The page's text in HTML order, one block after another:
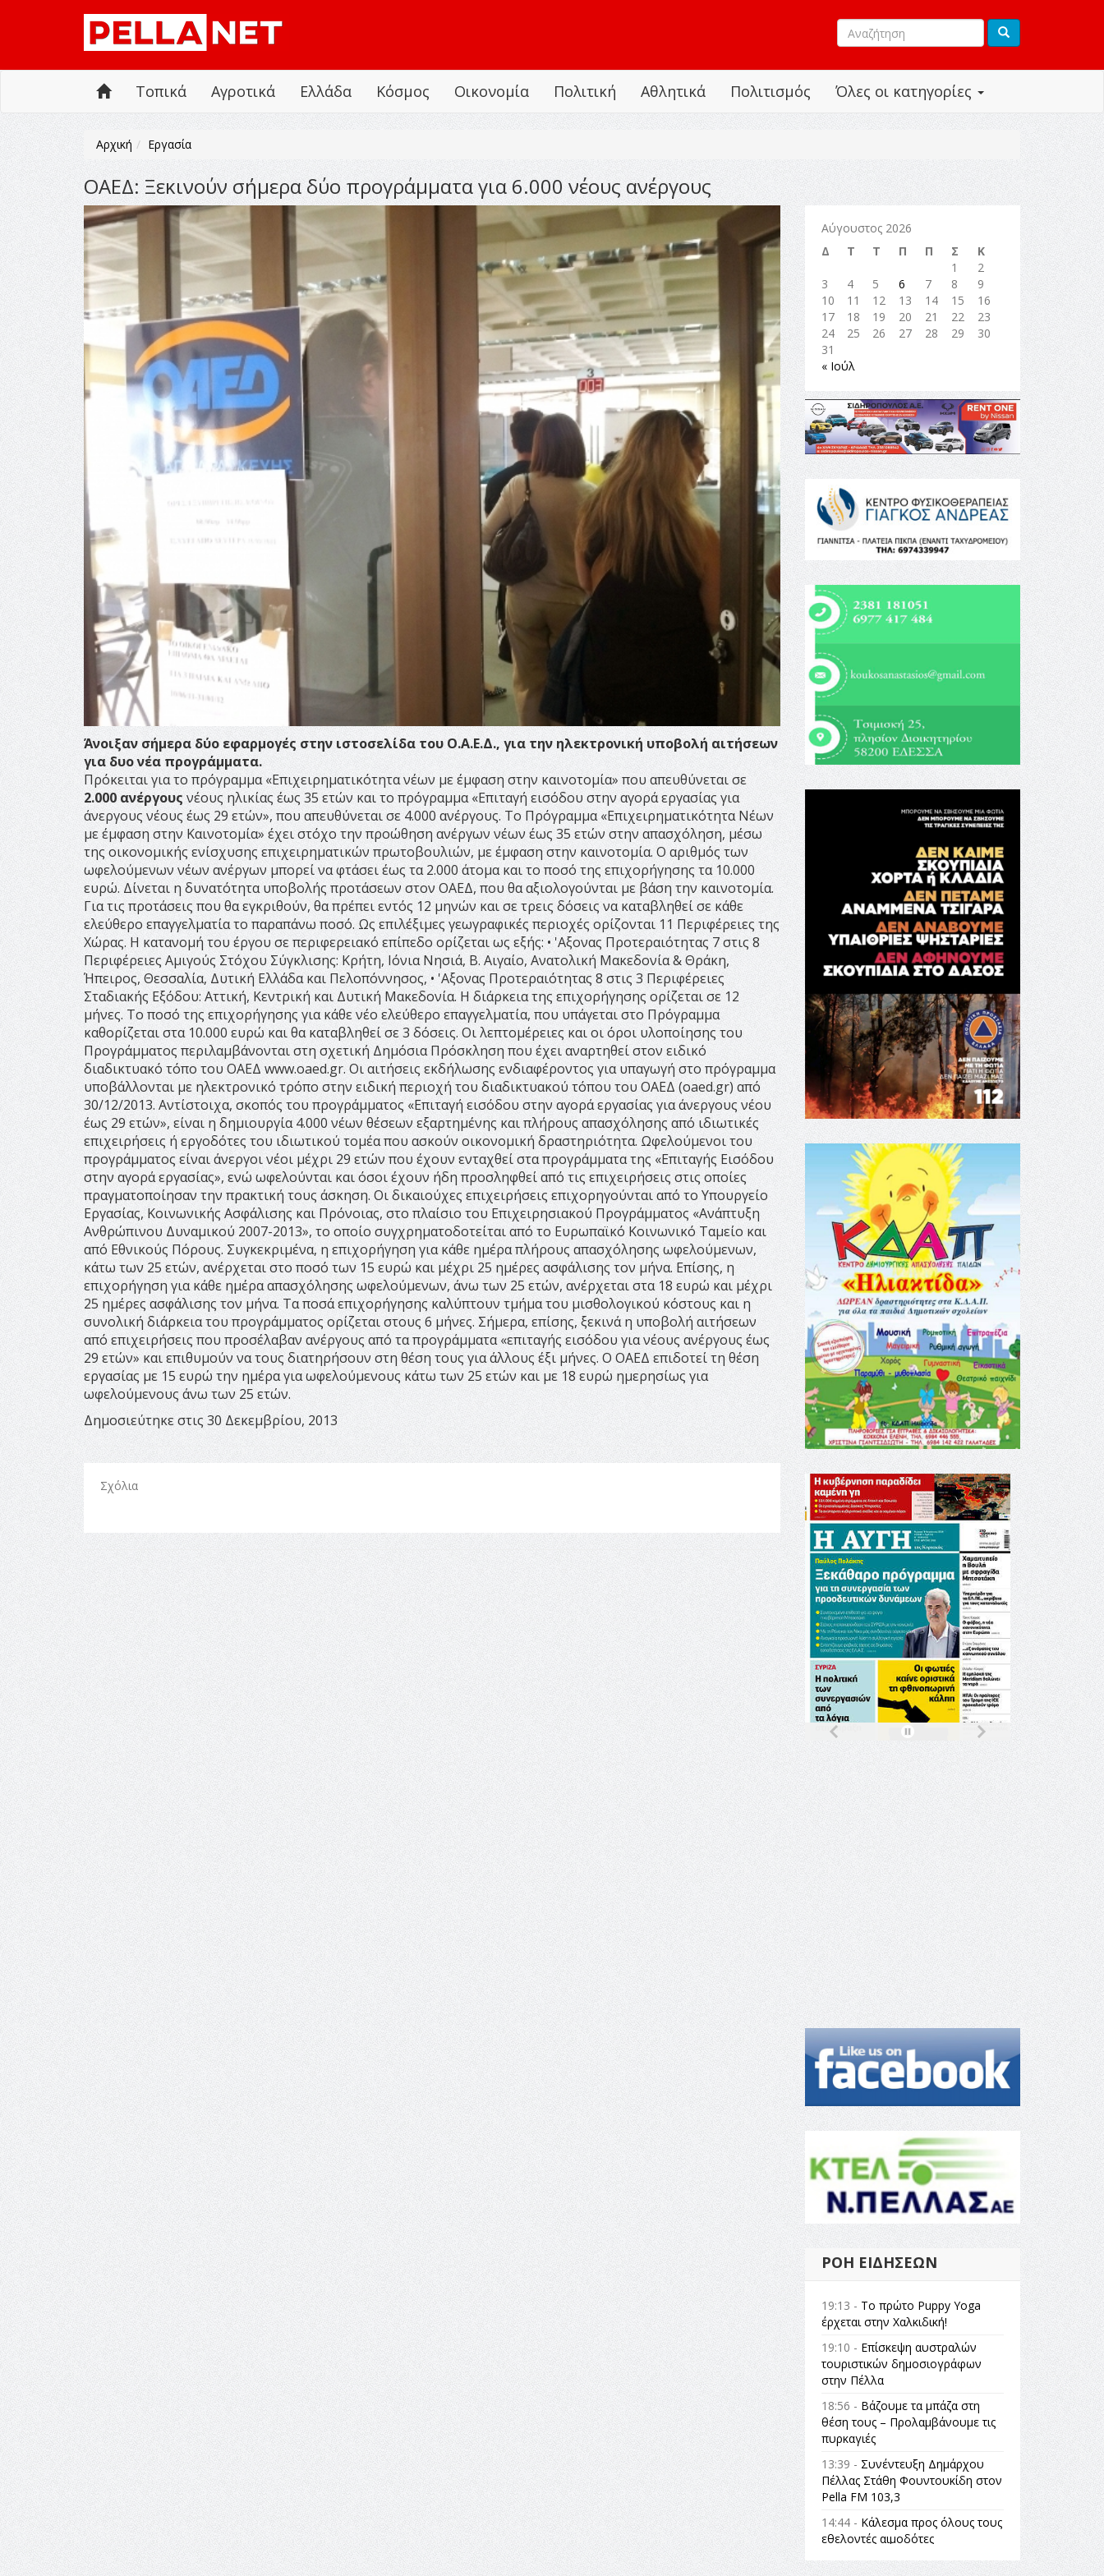
Όλες οι κατηγορίες
Τοπικά Αγροτικά Ελλάδα Κόσμος Οικονομία Πολιτική Αθλητικά Πολιτισμός
Αρχική Εργασία
ΟΑΕΔ: Ξεκινούν σήμερα δύο προγράμματα για 6.000 νέους ανέργους
Άνοιξαν σήμερα δύο εφαρμογές στην ιστοσελίδα του Ο.Α.Ε.Δ., για την ηλεκτρονική υποβολή αιτήσεων
για δυο νέα προγράμματα.
Πρόκειται για το πρόγραμμα «Επιχειρηματικότητα νέων με έμφαση στην καινοτομία» που απευθύνεται σε
2.000 ανέργουςνέους ηλικίας έως 35 ετών και το πρόγραμμα «Επιταγή εισόδου στην αγορά εργασίας για
άνεργους νέους έως 29 ετών», που απευθύνεται σε 4.000 ανέργους. Το Πρόγραμμα «Επιχειρηματικότητα Νέων
με έμφαση στην Καινοτομία» έχει στόχο την προώθηση ανέργων νέων έως 35 ετών στην απασχόληση, μέσω
της οικονομικής ενίσχυσης επιχειρηματικών πρωτοβουλιών, με έμφαση στην καινοτομία. Ο αριθμός των
ωφελούμενων νέων ανέργων μπορεί να φτάσει έως τα 2.000 άτομα και το ποσό της επιχορήγησης τα 10.000
ευρώ. Δίνεται η δυνατότητα υποβολής προτάσεων στον ΟΑΕΔ, που θα αξιολογούνται με βάση την καινοτομία.
Για τις προτάσεις που θα εγκριθούν, θα πρέπει εντός 12 μηνών και σε τρεις δόσεις να καταβληθεί σε κάθε
ελεύθερο επαγγελματία το παραπάνω ποσό. Ως επιλέξιμες γεωγραφικές περιοχές ορίζονται 11 Περιφέρειες της
Χώρας. Η κατανομή του έργου σε περιφερειακό επίπεδο ορίζεται ως εξής: • 'Αξονας Προτεραιότητας 7 στις 8
Περιφέρειες Αμιγούς Στόχου Σύγκλισης: Κρήτη, Ιόνια Νησιά, Β. Αιγαίο, Ανατολική Μακεδονία & Θράκη,
Ήπειρος, Θεσσαλία, Δυτική Ελλάδα και Πελοπόννησος, • 'Αξονας Προτεραιότητας 8 στις 3 Περιφέρειες
Σταδιακής Εξόδου: Αττική, Κεντρική και Δυτική Μακεδονία. Η διάρκεια της επιχορήγησης ορίζεται σε 12
μήνες. Το ποσό της επιχορήγησης για κάθε νέο ελεύθερο επαγγελματία, που υπάγεται στο Πρόγραμμα
καθορίζεται στα 10.000 ευρώ και θα καταβληθεί σε 3 δόσεις. Οι λεπτομέρειες και οι όροι υλοποίησης του
Προγράμματος περιλαμβάνονται στη σχετική Δημόσια Πρόσκληση που έχει αναρτηθεί στον ειδικό
διαδικτυακό τόπο του ΟΑΕΔ www.oaed.gr. Οι αιτήσεις εκδήλωσης ενδιαφέροντος για υπαγωγή στο πρόγραμμα
υποβάλλονται με ηλεκτρονικό τρόπο στην ειδική περιοχή του διαδικτυακού τόπου του ΟΑΕΔ (oaed.gr) από
30/12/2013. Αντίστοιχα, σκοπός του προγράμματος «Επιταγή εισόδου στην αγορά εργασίας για άνεργους νέου
έως 29 ετών», είναι η δημιουργία 4.000 νέων θέσεων εξαρτημένης και πλήρους απασχόλησης από ιδιωτικές
επιχειρήσεις ή εργοδότες του ιδιωτικού τομέα που ασκούν οικονομική δραστηριότητα. Ωφελούμενοι του
προγράμματος είναι άνεργοι νέοι μέχρι 29 ετών που έχουν ενταχθεί στα προγράμματα της «Επιταγής Εισόδου
στην αγορά εργασίας», ενώ ωφελούνται και όσοι έχουν ήδη προσληφθεί από τις επιχειρήσεις στις οποίες
πραγματοποίησαν την πρακτική τους άσκηση. Οι δικαιούχες επιχειρήσεις επιχορηγούνται από το Υπουργείο
Εργασίας, Κοινωνικής Ασφάλισης και Πρόνοιας, στο πλαίσιο του Επιχειρησιακού Προγράμματος «Ανάπτυξη
Ανθρώπινου Δυναμικού 2007-2013», το οποίο συγχρηματοδοτείται από το Ευρωπαϊκό Κοινωνικό Ταμείο και
από Εθνικούς Πόρους. Συγκεκριμένα, η επιχορήγηση για κάθε ημέρα πλήρους απασχόλησης ωφελούμενων,
κάτω των 25 ετών, ανέρχεται στο ποσό των 15 ευρώ και μέχρι 25 ημέρες ασφάλισης τον μήνα. Επίσης, η
επιχορήγηση για κάθε ημέρα απασχόλησης ωφελούμενων, άνω των 25 ετών, ανέρχεται στα 18 ευρώ και μέχρι
25 ημέρες ασφάλισης τον μήνα. Τα ποσά επιχορήγησης καλύπτουν τμήμα του μισθολογικού κόστους και η
συνολική διάρκεια του προγράμματος ορίζεται στους 6 μήνες. Σήμερα, επίσης, ξεκινά η υποβολή αιτήσεων
από επιχειρήσεις που προσέλαβαν ανέργους από τα προγράμματα «επιταγής εισόδου για νέους ανέργους έως
29 ετών» και επιθυμούν να τους διατηρήσουν στη θέση τους για άλλους έξι μήνες. Ο ΟΑΕΔ επιδοτεί τη θέση
εργασίας με 15 ευρώ την ημέρα για ωφελούμενους κάτω των 25 ετών και με 18 ευρώ ημερησίως για
ωφελούμενους άνω των 25 ετών.
Δημοσιεύτηκε στις 30 Δεκεμβρίου, 2013
Σχόλια
Αύγουστος 2026
Δ
Τ Τ Π Π Σ
Κ
1
2
3
4 5 6 7 8
9
10
11 12 13 14 15
16
17
18 19 20 21 22
23
24
25 26 27 28 29
30
31
« Ιούλ
ΡΟΉ ΕΙΔΉΣΕΩΝ
19:13 - Το πρώτο Puppy Yoga
έρχεται στην Χαλκιδική!
19:10 - Επίσκεψη αυστραλών
τουριστικών δημοσιογράφων
στην Πέλλα
18:56 - Βάζουμε τα μπάζα στη
θέση τους – Προλαμβάνουμε τις
πυρκαγιές
13:39 - Συνέντευξη Δημάρχου
Πέλλας Στάθη Φουντουκίδη στον
Pella FM 103,3
14:44 - Κάλεσμα προς όλους τους
εθελοντές αιμοδότες
14:23 -Όλη η Ελλάδα ένας